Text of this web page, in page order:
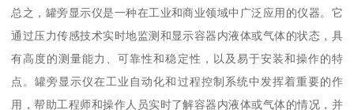
总之，罐旁显示仪是一种在工业和商业领域中广泛应用的仪器。它
通过压力传感技术实时地监测和显示容器内液体或气体的状态，具
有高度的测量能力、可靠性和稳定性，以及易于安装和操作的特
点。罐旁显示仪在工业自动化和过程控制系统中发挥着重要的作
用，帮助工程师和操作人员实时了解容器内液体或气体的情况，并